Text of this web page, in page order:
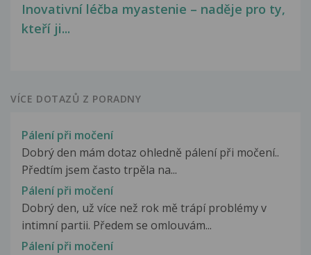
Inovativní léčba myastenie – naděje pro ty,
kteří ji...
VÍCE DOTAZŮ Z PORADNY
Pálení při močení
Dobrý den mám dotaz ohledně pálení při močení..
Předtím jsem často trpěla na...
Pálení při močení
Dobrý den, už více než rok mě trápí problémy v
intimní partii. Předem se omlouvám...
Pálení při močení